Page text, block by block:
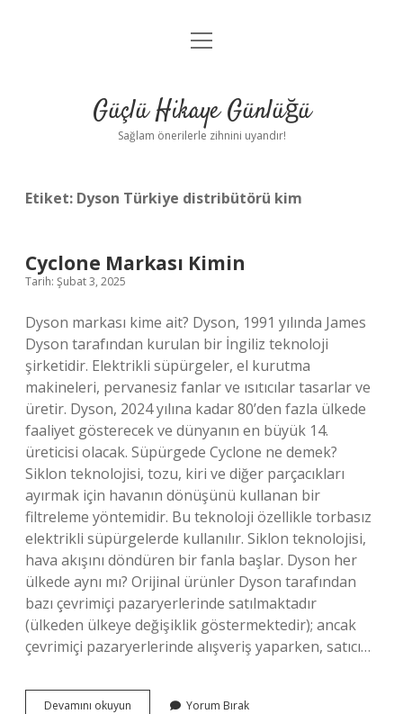
Anasayfa
Yasal Uyarı
menüyü
Güçlü Hikaye Günlüğü
Sağlam önerilerle zihnini uyandır!
Etiket: Dyson Türkiye distribütörü kim
Cyclone Markası Kimin
Tarih: Şubat 3, 2025
Dyson markası kime ait? Dyson, 1991 yılında James
Dyson tarafından kurulan bir İngiliz teknoloji
şirketidir. Elektrikli süpürgeler, el kurutma
makineleri, pervanesiz fanlar ve ısıtıcılar tasarlar ve
üretir. Dyson, 2024 yılına kadar 80’den fazla ülkede
faaliyet gösterecek ve dünyanın en büyük 14.
üreticisi olacak. Süpürgede Cyclone ne demek?
Siklon teknolojisi, tozu, kiri ve diğer parçacıkları
ayırmak için havanın dönüşünü kullanan bir
filtreleme yöntemidir. Bu teknoloji özellikle torbasız
elektrikli süpürgelerde kullanılır. Siklon teknolojisi,
hava akışını döndüren bir fanla başlar. Dyson her
ülkede aynı mı? Orijinal ürünler Dyson tarafından
bazı çevrimiçi pazaryerlerinde satılmaktadır
(ülkeden ülkeye değişiklik göstermektedir); ancak
çevrimiçi pazaryerlerinde alışveriş yaparken, satıcı…
Devamını okuyun Cyclone
Yorum Bırak